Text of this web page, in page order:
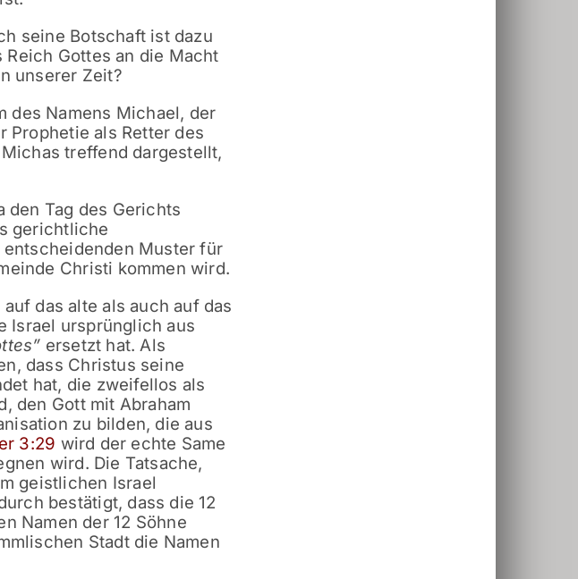
seine Botschaft ist dazu
Gottes an die Macht
unserer Zeit?
des Namens Michael, der
Prophetie als Retter des
treffend dargestellt,
Tag des Gerichts
gerichtliche
Muster für
Christi kommen wird.
das alte als auch auf das
Israel ursprünglich aus
ersetzt hat. Als
dass Christus seine
hat, die zweifellos als
den Gott mit Abraham
zu bilden, die aus
3:29 wird der echte Same
wird. Die Tatsache,
geistlichen Israel
bestätigt, dass die 12
Namen der 12 Söhne
Stadt die Namen